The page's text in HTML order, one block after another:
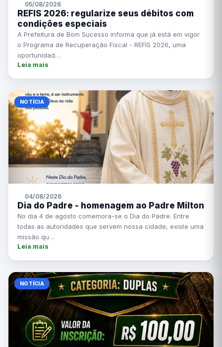
05/08/2026
REFIS 2026: regularize seus débitos com
condições especiais
A Prefeitura de Bom Sucesso informa que já está em vigor
o Programa de Recuperação Fiscal - REFIS 2026, uma
oportunidad…
Leia mais
NOTÍCIA
04/08/2026
Dia do Padre - homenagem ao Padre Milton
No dia 4 de agosto comemora-se o Dia do Padre. Entre
todas as autoridades que servem nossa cidade, existe uma
missão qu…
Leia mais
NOTÍCIA